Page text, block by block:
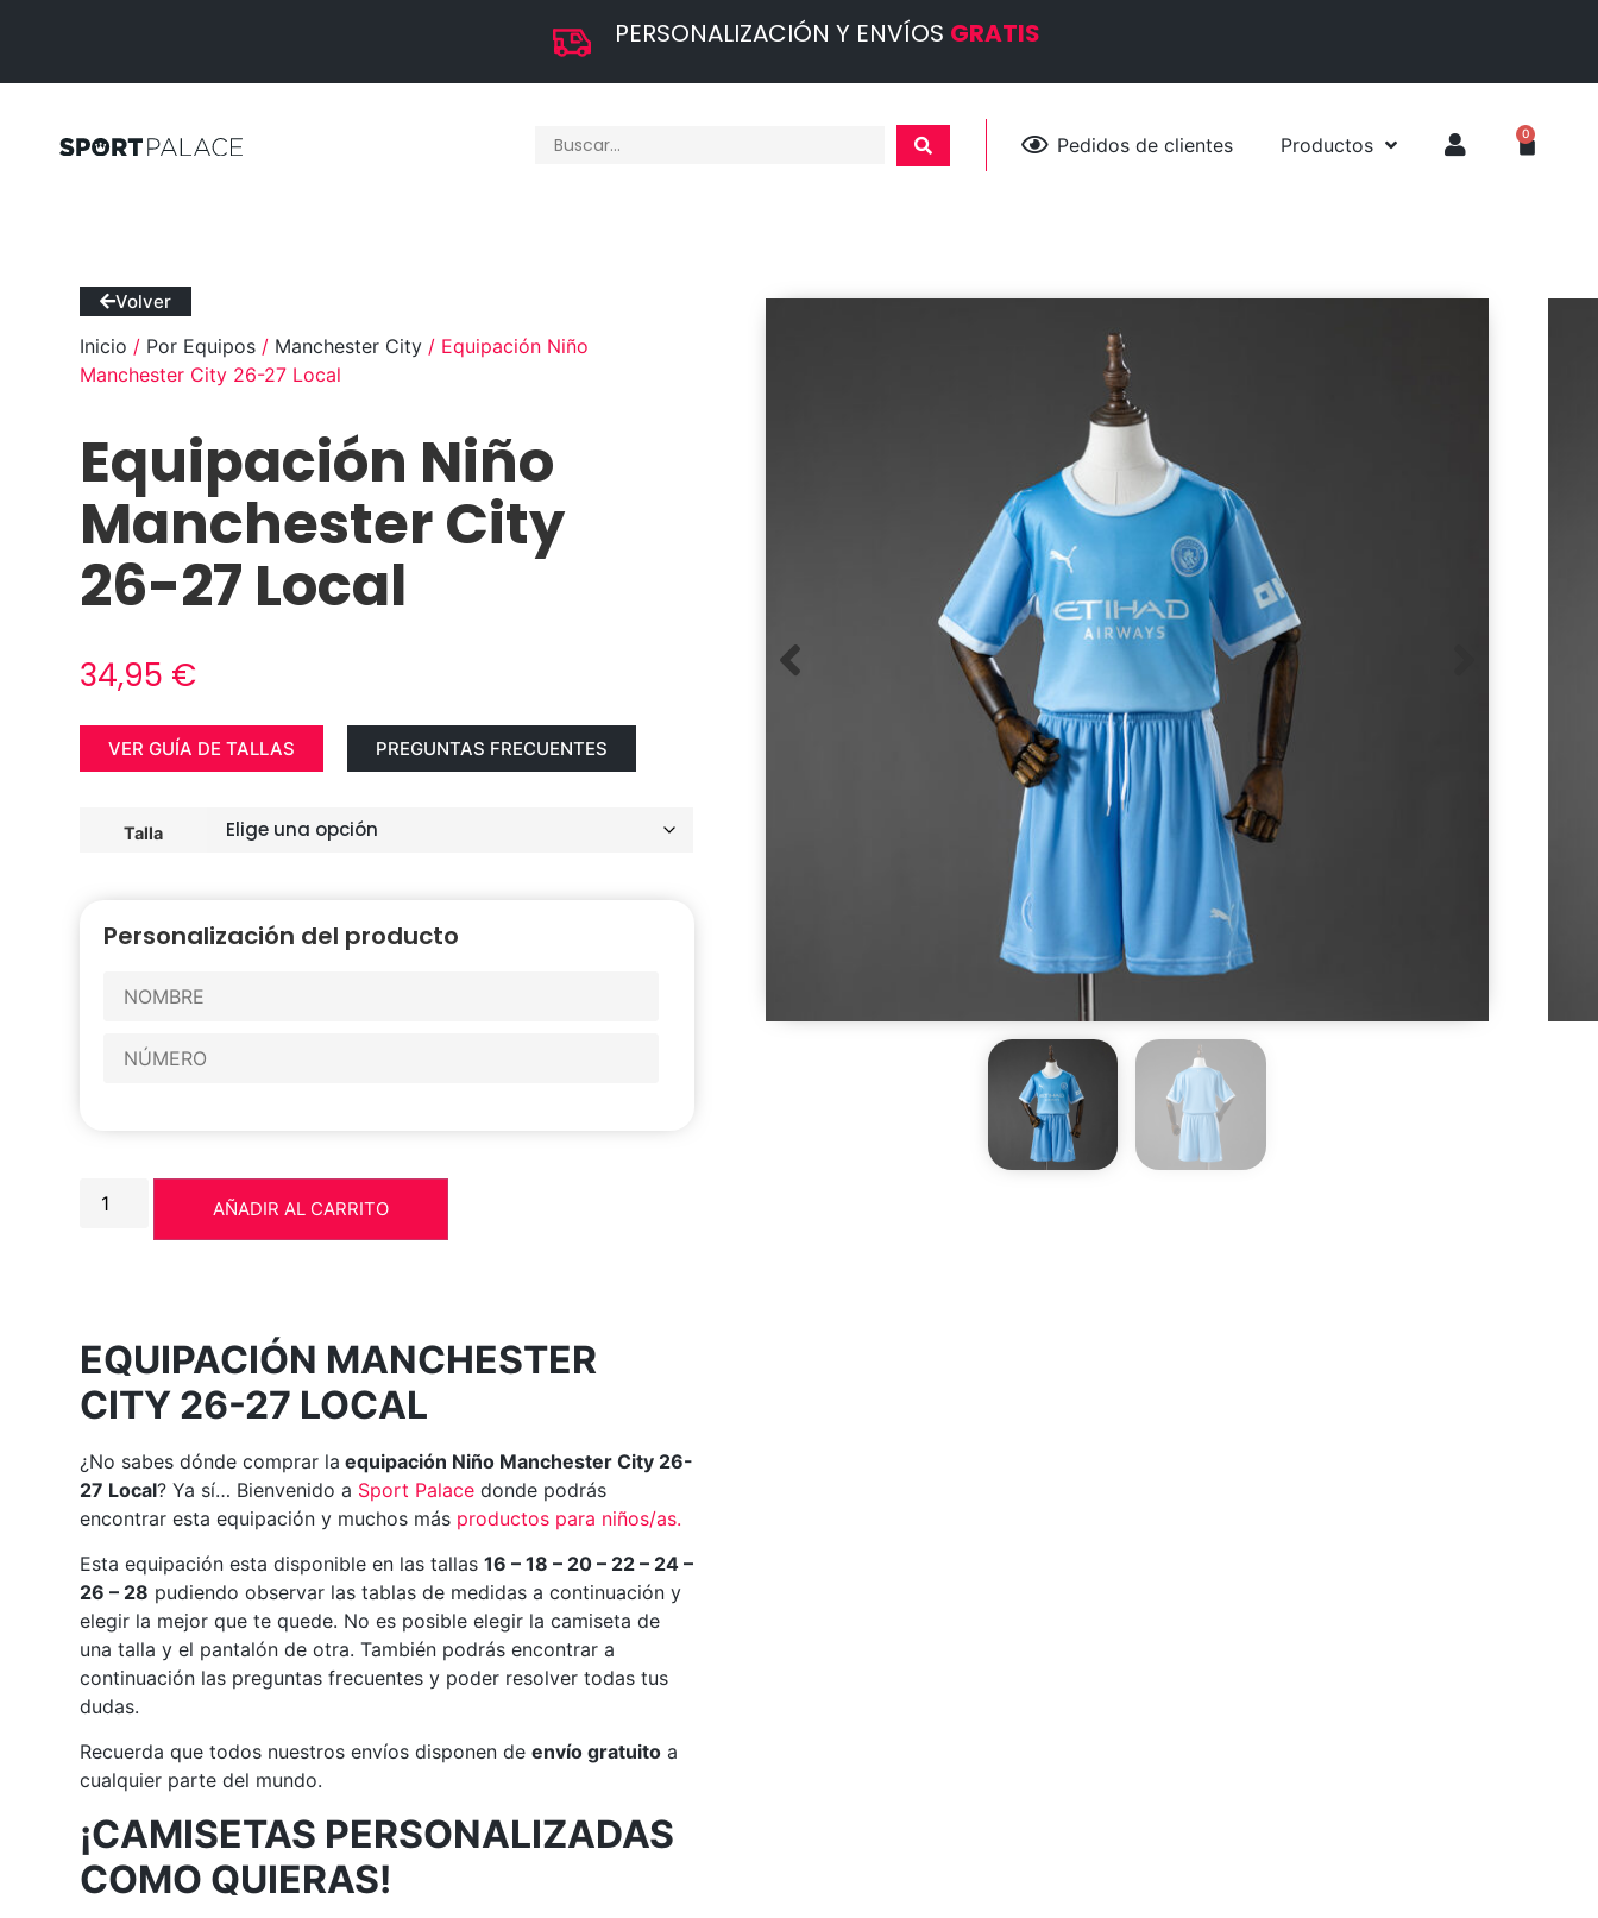
PERSONALIZACIÓN Y ENVÍOS GRATIS
Pedidos de clientes Productos 0
Volver
Inicio / Por Equipos / Manchester City / Equipación Niño
Manchester City 26-27 Local
Equipación Niño
Manchester City
26-27 Local
34,95 €
VER GUÍA DE TALLAS PREGUNTAS FRECUENTES
Talla
Personalización del producto
AÑADIR AL CARRITO
EQUIPACIÓN MANCHESTER
CITY 26-27 LOCAL
¿No sabes dónde comprar la equipación Niño Manchester City 26-
27 Local? Ya sí… Bienvenido a Sport Palace donde podrás
encontrar esta equipación y muchos más productos para niños/as.
Esta equipación esta disponible en las tallas16 – 18 – 20 – 22 – 24 –
26 – 28 pudiendo observar las tablas de medidas a continuación y
elegir la mejor que te quede. No es posible elegir la camiseta de
una talla y el pantalón de otra. También podrás encontrar a
continuación las preguntas frecuentes y poder resolver todas tus
dudas.
Recuerda que todos nuestros envíos disponen deenvío gratuito a
cualquier parte del mundo.
¡CAMISETAS PERSONALIZADAS
COMO QUIERAS!